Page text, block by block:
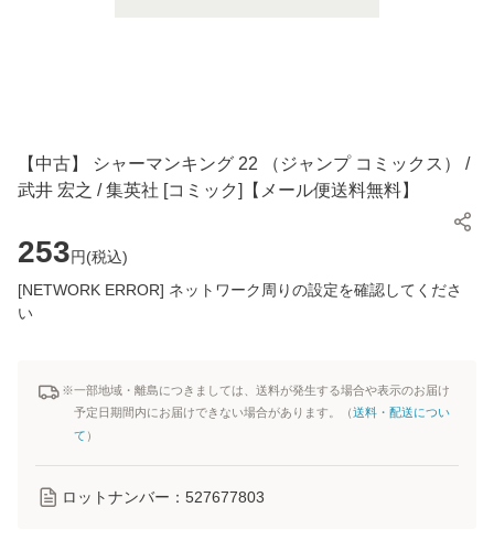
【中古】 シャーマンキング 22 （ジャンプ コミックス） /
武井 宏之 / 集英社 [コミック]【メール便送料無料】
253円(税込)
[NETWORK ERROR] ネットワーク周りの設定を確認してくださ
い
※一部地域・離島につきましては、送料が発生する場合や表示のお届け
予定日期間内にお届けできない場合があります。（送料・配送につい
て ）
ロットナンバー： 527677803